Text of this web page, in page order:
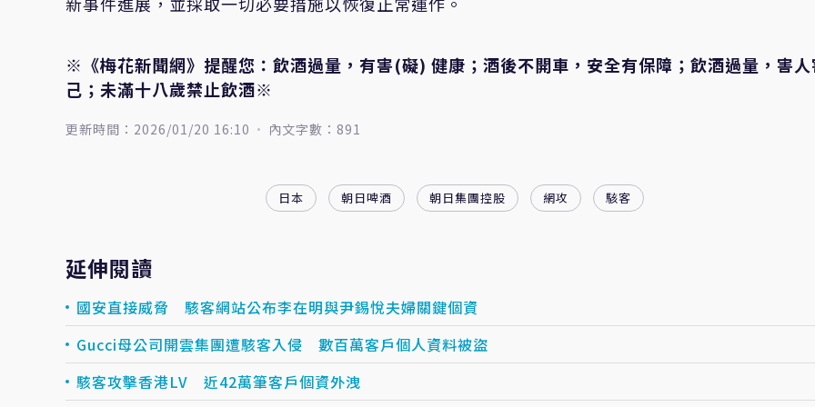
※《梅花新聞網》提醒您：飲酒過量，有害(礙) 健康；酒後不開車，安全有保障；飲酒過量，害
己；未滿十八歲禁止飲酒※
更新時間：2026/01/20 16:10 內文字數：891
日本 朝日啤酒 朝日集團控股 網攻 駭客
延伸閱讀
國安直接威脅 駭客網站公布李在明與尹錫悅夫婦關鍵個資
Gucci母公司開雲集團遭駭客入侵 數百萬客戶個人資料被盜
駭客攻擊香港LV 近42萬筆客戶個資外洩